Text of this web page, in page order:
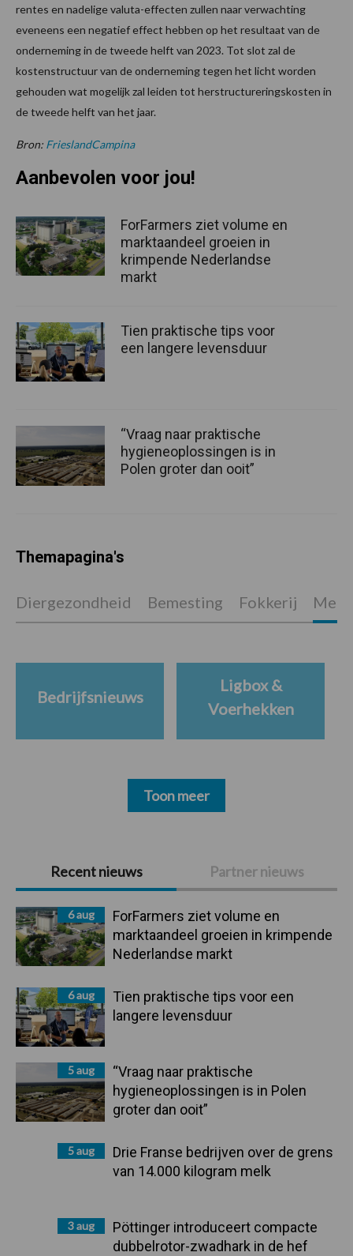
rentes en nadelige valuta-effecten zullen naar verwachting
eveneens een negatief effect hebben op het resultaat van de
onderneming in de tweede helft van 2023. Tot slot zal de
kostenstructuur van de onderneming tegen het licht worden
gehouden wat mogelijk zal leiden tot herstructureringskosten in
de tweede helft van het jaar.
Bron: FrieslandCampina
Primaire
Sidebar
Recent nieuws Partner nieuws
6 aug
ForFarmers ziet volume en
marktaandeel groeien in krimpende
Nederlandse markt
6 aug
Tien praktische tips voor een
langere levensduur
5 aug
“Vraag naar praktische
hygieneoplossingen is in Polen
groter dan ooit”
5 aug
Drie Franse bedrijven over de grens
van 14.000 kilogram melk
3 aug
Pöttinger introduceert compacte
dubbelrotor-zwadhark in de hef
Aanbevolen voor jou!
ForFarmers ziet volume en
marktaandeel groeien in
krimpende Nederlandse
markt
Tien praktische tips voor
een langere levensduur
“Vraag naar praktische
hygieneoplossingen is in
Polen groter dan ooit”
Themapagina's
Diergezondheid Bemesting Fokkerij
Bedrijfsnieuws
Ligbox &
Voerhekken
Toon meer